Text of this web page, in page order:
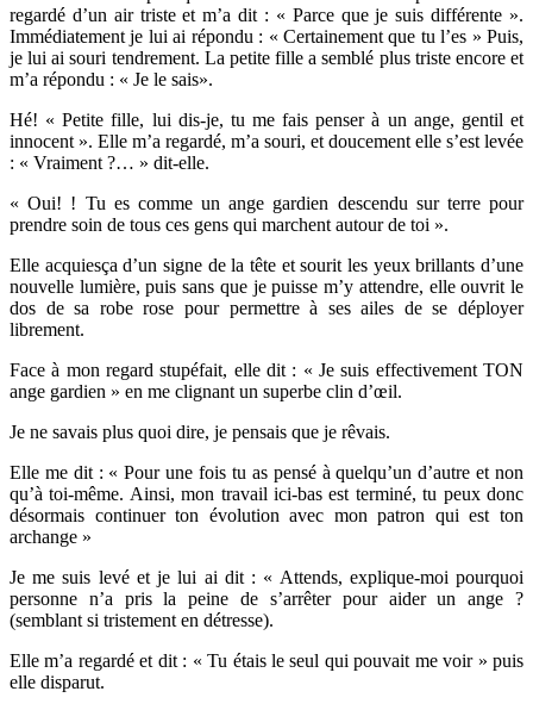
regardé d’un air triste et m’a dit : « Parce que je suis différente ».
Immédiatement je lui ai répondu : « Certainement que tu l’es » Puis,
je lui ai souri tendrement. La petite fille a semblé plus triste encore et
m’a répondu : « Je le sais».
Hé! « Petite fille, lui dis-je, tu me fais penser à un ange, gentil et
innocent ». Elle m’a regardé, m’a souri, et doucement elle s’est levée
: « Vraiment ?… » dit-elle.
« Oui! ! Tu es comme un ange gardien descendu sur terre pour
prendre soin de tous ces gens qui marchent autour de toi ».
Elle acquiesça d’un signe de la tête et sourit les yeux brillants d’une
nouvelle lumière, puis sans que je puisse m’y attendre, elle ouvrit le
dos de sa robe rose pour permettre à ses ailes de se déployer
librement.
Face à mon regard stupéfait, elle dit : « Je suis effectivement TON
ange gardien » en me clignant un superbe clin d’œil.
Je ne savais plus quoi dire, je pensais que je rêvais.
Elle me dit : « Pour une fois tu as pensé à quelqu’un d’autre et non
qu’à toi-même. Ainsi, mon travail ici-bas est terminé, tu peux donc
désormais continuer ton évolution avec mon patron qui est ton
archange »
Je me suis levé et je lui ai dit : « Attends, explique-moi pourquoi
personne n’a pris la peine de s’arrêter pour aider un ange ?
(semblant si tristement en détresse).
Elle m’a regardé et dit : « Tu étais le seul qui pouvait me voir » puis
elle disparut.